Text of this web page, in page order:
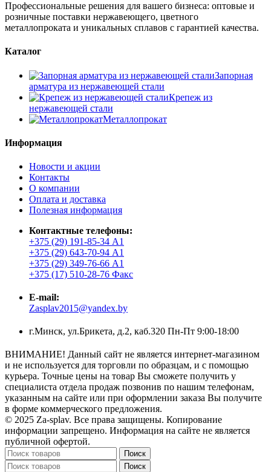
Профессиональные решения для вашего бизнеса: оптовые и
розничные поставки нержавеющего, цветного
металлопроката и уникальных сплавов с гарантией качества.
Каталог
Запорная
арматура из нержавеющей стали
Крепеж из
нержавеющей стали
Металлопрокат
Информация
Новости и акции
Контакты
О компании
Оплата и доставка
Полезная информация
Контактные телефоны:
+375 (29) 191-85-34 А1
+375 (29) 643-70-94 А1
+375 (29) 349-76-66 А1
+375 (17) 510-28-76 Факс
E-mail:
Zasplav2015@yandex.by
г.Минск, ул.Брикета, д.2, каб.320 Пн-Пт 9:00-18:00
ВНИМАНИЕ! Данный сайт не является интернет-магазином
и не используется для торговли по образцам, и с помощью
курьера. Точные цены на товар Вы сможете получить у
специалиста отдела продаж позвонив по нашим телефонам,
указанным на сайте или при оформлении заказа Вы получите
в форме коммерческого предложения.
© 2025 Za-splav. Все права защищены. Копирование
информации запрещено. Информация на сайте не является
публичной офертой.
Поиск
Поиск